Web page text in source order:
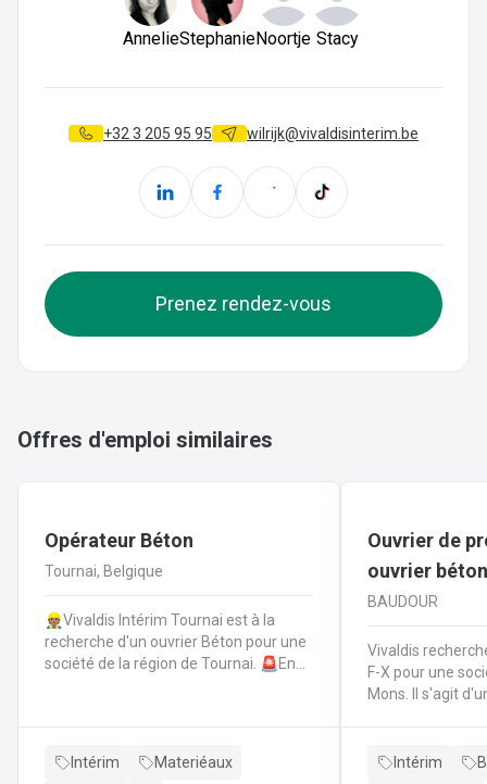
AnnelieStephanieNoortje Stacy
+32 3 205 95 95 wilrijk@vivaldisinterim.be
Prenez rendez-vous
Offres d'emploi similaires
Opérateur Béton
Tournai, Belgique
👷🏽Vivaldis Intérim Tournai est à la
recherche d'un ouvrier Béton pour une
société de la région de Tournai. 🚨En
base de plans
béton et coulage du béton selon la
Intérim
Materiéaux
Ouvrier de
ouvrier béton
BAUDOUR
Vivaldis
F-X pour une
Mons. Il s'agit d'une production
Intérim